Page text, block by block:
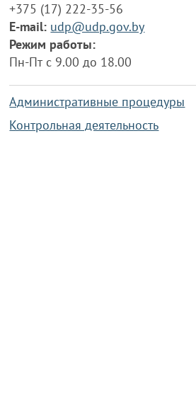
+375 (17) 222-35-56
E-mail: udp@udp.gov.by
Режим работы:
Пн-Пт с 9.00 до 18.00
Административные процедуры
Контрольная деятельность